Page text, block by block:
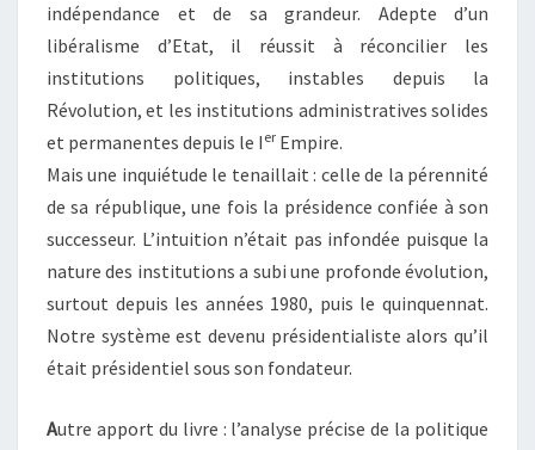
indépendance et de sa grandeur. Adepte d’un
libéralisme d’Etat, il réussit à réconcilier les
institutions politiques, instables depuis la
Révolution, et les institutions administratives solides
et permanentes depuis le I er Empire.
Mais une inquiétude le tenaillait : celle de la pérennité
de sa république, une fois la présidence confiée à son
successeur. L’intuition n’était pas infondée puisque la
nature des institutions a subi une profonde évolution,
surtout depuis les années 1980, puis le quinquennat.
Notre système est devenu présidentialiste alors qu’il
était présidentiel sous son fondateur.
Autre apport du livre : l’analyse précise de la politique